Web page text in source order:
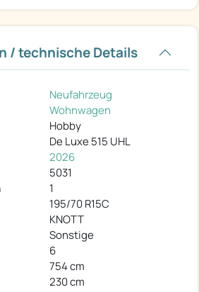
/ technische Details
Neufahrzeug
Wohnwagen
Hobby
De Luxe 515 UHL
2026
5031
1
195/70 R15C
KNOTT
Sonstige
6
754 cm
230 cm